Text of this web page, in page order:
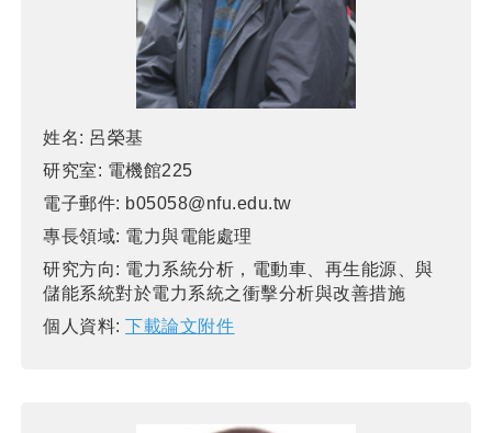
姓名: 呂榮基
研究室: 電機館225
電子郵件: b05058@nfu.edu.tw
專長領域: 電力與電能處理
研究方向: 電力系統分析，電動車、再生能源、與
儲能系統對於電力系統之衝擊分析與改善措施
個人資料: 下載論文附件